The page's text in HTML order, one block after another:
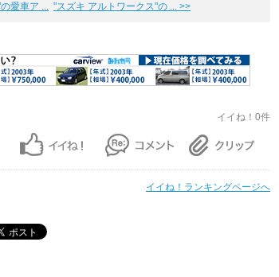
愛車ア ... "スズキ アルトワークス"の ... >>
イイね！0件
イイね！ランキングページへ